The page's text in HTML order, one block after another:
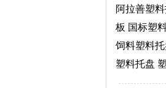
阿拉善塑
板 国标塑
饲料塑料
塑料托盘